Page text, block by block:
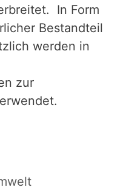
In Form
Bestandteil
werden in
zur